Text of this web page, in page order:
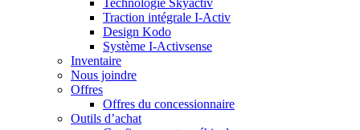
Technologie Skyactiv
Traction intégrale I-Activ
Design Kodo
Système I-Activsense
Inventaire
Nous joindre
Offres
Offres du concessionnaire
Outils d’achat